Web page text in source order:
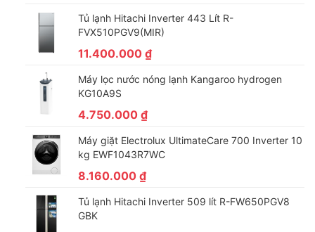
Tủ lạnh Hitachi Inverter 443 Lít R-
FVX510PGV9(MIR)
11.400.000 ₫
Máy lọc nước nóng lạnh Kangaroo hydrogen
KG10A9S
4.750.000 ₫
Máy giặt Electrolux UltimateCare 700 Inverter 10
kg EWF1043R7WC
8.160.000 ₫
Tủ lạnh Hitachi Inverter 509 lít R-FW650PGV8
GBK